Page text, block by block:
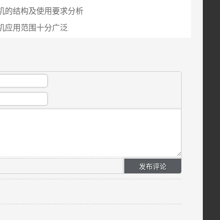
的结构及使用要求分析
应用范围十分广泛